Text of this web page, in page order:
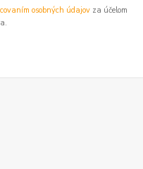
osobných údajov za účelom